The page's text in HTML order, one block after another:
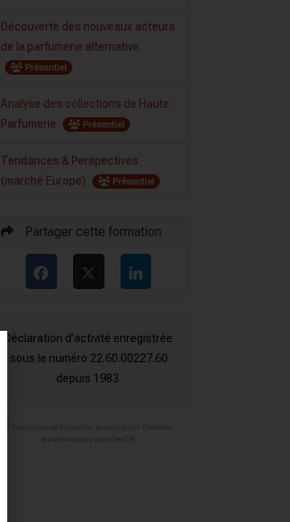
Découverte des nouveaux acteurs
de la parfumerie alternative
Présentiel
Analyse des collections de Haute
Parfumerie
Présentiel
Tendances & Perspectives
(marché Europe)
Présentiel
Partager cette formation
Déclaration d’activité enregistrée
sous le numéro 22.60.00227.60
depuis 1983.
solution conçu pour les OF